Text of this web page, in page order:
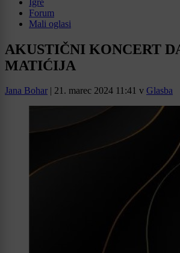
Forum
Mali oglasi
AKUSTIČNI KONCERT
MATIĆIJA
Jana Bohar | 21. marec 2024 11:41 v Glasba